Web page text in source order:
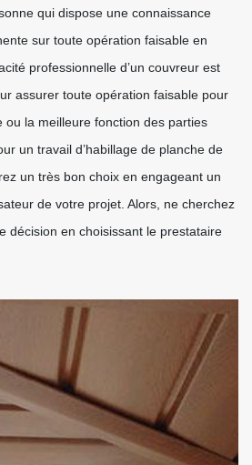
qui dispose une connaissance
sur toute opération faisable en
professionnelle d’un couvreur est
assurer toute opération faisable pour
ou la meilleure fonction des parties
un travail d’habillage de planche de
un très bon choix en engageant un
de votre projet. Alors, ne cherchez
décision en choisissant le prestataire